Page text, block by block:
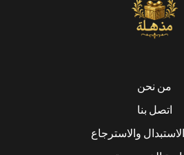
من نحن
اتصل بنا
والاسترجاع